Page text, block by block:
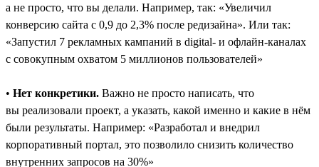
а не просто, что вы делали. Например, так: «Увеличил
конверсию сайта с 0,9 до 2,3% после редизайна». Или так:
«Запустил 7 рекламных кампаний в digital- и офлайн-каналах
с совокупным охватом 5 миллионов пользователей»
• Нет конкретики. Важно не просто написать, что
вы реализовали проект, а указать, какой именно и какие в нём
были результаты. Например: «Разработал и внедрил
корпоративный портал, это позволило снизить количество
внутренних запросов на 30%»